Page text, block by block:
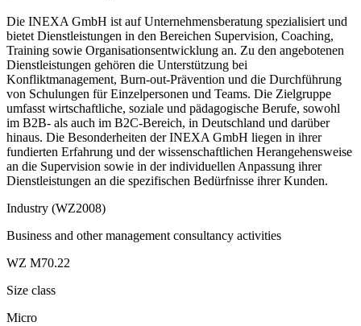
Die INEXA GmbH ist auf Unternehmensberatung spezialisiert und
bietet Dienstleistungen in den Bereichen Supervision, Coaching,
Training sowie Organisationsentwicklung an. Zu den angebotenen
Dienstleistungen gehören die Unterstützung bei
Konfliktmanagement, Burn-out-Prävention und die Durchführung
von Schulungen für Einzelpersonen und Teams. Die Zielgruppe
umfasst wirtschaftliche, soziale und pädagogische Berufe, sowohl
im B2B- als auch im B2C-Bereich, in Deutschland und darüber
hinaus. Die Besonderheiten der INEXA GmbH liegen in ihrer
fundierten Erfahrung und der wissenschaftlichen Herangehensweise
an die Supervision sowie in der individuellen Anpassung ihrer
Dienstleistungen an die spezifischen Bedürfnisse ihrer Kunden.
Industry (WZ2008)
Business and other management consultancy activities
WZ M70.22
Size class
Micro